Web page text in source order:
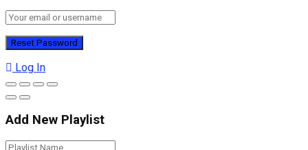
Log In
Add New Playlist